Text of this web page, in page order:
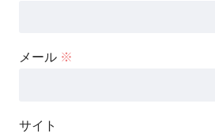
メール ※
サイト